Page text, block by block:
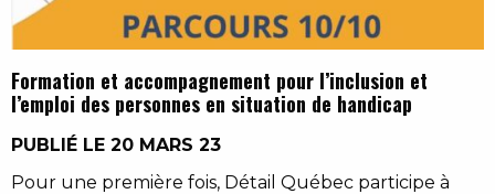
Formation et accompagnement pour l’inclusion et
l’emploi des personnes en situation de handicap
PUBLIÉ LE 20 MARS 23
Pour une première fois, Détail Québec participe à